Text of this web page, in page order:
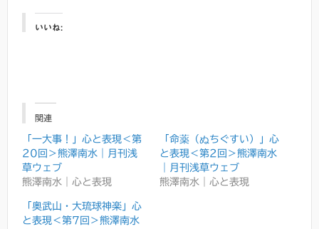
いいね:
関連
「一大事！」心と表現＜第
20回＞熊澤南水｜月刊浅
草ウェブ
熊澤南水｜心と表現
「命薬（ぬちぐすい）」心
と表現＜第2回＞熊澤南水
｜月刊浅草ウェブ
熊澤南水｜心と表現
「奥武山・大琉球神楽」心
と表現＜第7回＞熊澤南水